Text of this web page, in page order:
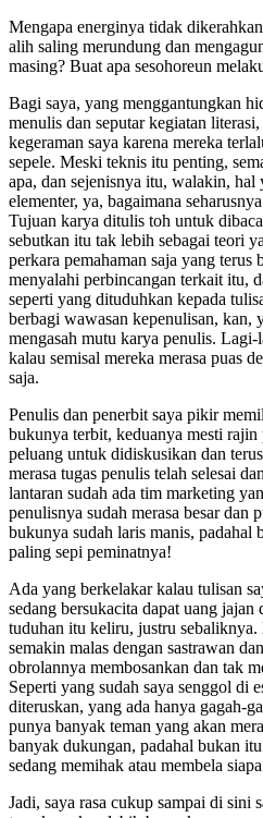
Mengapa energinya tidak
alih saling merundung dan
masing? Buat apa sesohoreun
Bagi saya, yang menggantungkan
menulis dan seputar kegiatan
kegeraman saya karena mereka
sepele. Meski teknis itu penting,
apa, dan sejenisnya itu, walakin, hal
elementer, ya, bagaimana
Tujuan karya ditulis toh untuk
sebutkan itu tak lebih sebagai teori
perkara pemahaman saja yang terus
menyalahi perbincangan terkait itu,
seperti yang dituduhkan kepada
berbagi wawasan kepenulisan, kan,
mengasah mutu karya penulis.
kalau semisal mereka merasa puas
saja.
Penulis dan penerbit saya pikir
bukunya terbit, keduanya mesti rajin
peluang untuk didiskusikan dan
merasa tugas penulis telah selesai
lantaran sudah ada tim marketing
penulisnya sudah merasa besar dan
bukunya sudah laris manis, padahal
paling sepi peminatnya!
Ada yang berkelakar kalau tulisan
sedang bersukacita dapat uang
tuduhan itu keliru, justru
semakin malas dengan sastrawan
obrolannya membosankan dan tak
Seperti yang sudah saya senggol di
diteruskan, yang ada hanya gagah-
punya banyak teman yang akan
banyak dukungan, padahal bukan
sedang memihak atau membela
Jadi, saya rasa cukup sampai di sini